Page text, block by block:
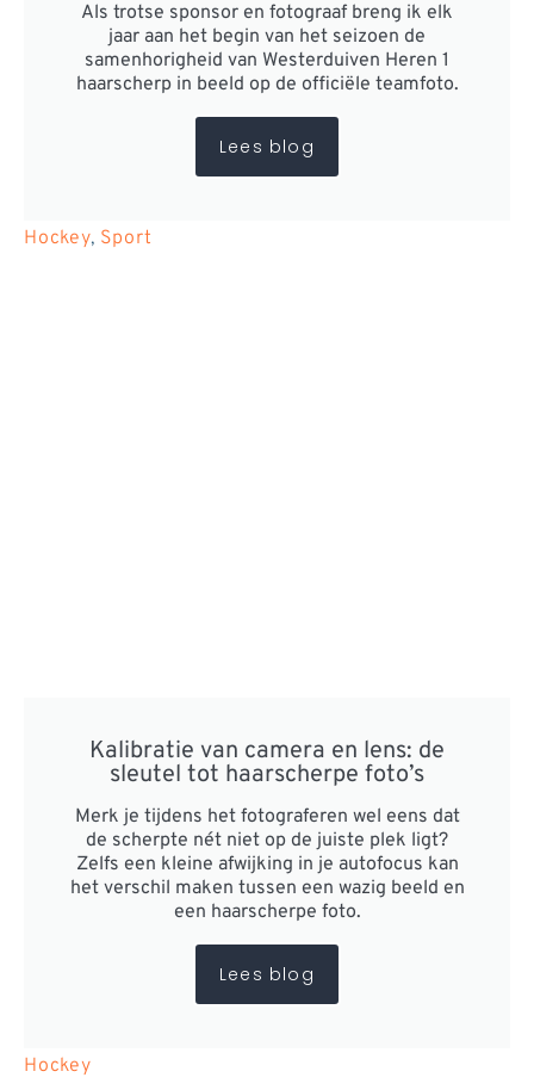
Als trotse sponsor en fotograaf breng ik elk
jaar aan het begin van het seizoen de
samenhorigheid van Westerduiven Heren 1
haarscherp in beeld op de officiële teamfoto.
Lees blog
Hockey, Sport
Kalibratie van camera en lens: de
sleutel tot haarscherpe foto’s
Merk je tijdens het fotograferen wel eens dat
de scherpte nét niet op de juiste plek ligt?
Zelfs een kleine afwijking in je autofocus kan
het verschil maken tussen een wazig beeld en
een haarscherpe foto.
Lees blog
Hockey